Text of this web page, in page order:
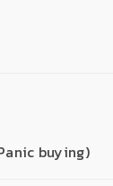
buying)